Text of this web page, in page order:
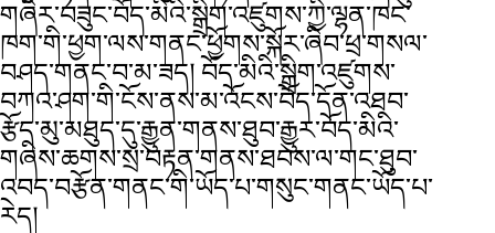
གཞིར་བཟུང་བོད་མིའི་སྒྲིག་འཛུགས་ཀྱི་ལྷན་ཁང་
ཁག་གི་ཕྱག་ལས་གནང་ཕྱོགས་སྐོར་ཞིབ་ཕྲ་གསལ་
བཤད་གནང་བ་མ་ཟད། བོད་མིའི་སྒྲིག་འཛུགས་
བཀའ་ཤག་གི་ངོས་ནས་མ་འོངས་བོད་དོན་འཐབ་
རྩོད་མུ་མཐུད་དུ་རྒྱུན་གནས་ཐུབ་རྒྱུར་བོད་མིའི་
གཞིས་ཆགས་སྲ་བརྟན་གནས་ཐབས་ལ་གང་ཐུབ་
འབད་བརྩོན་གནང་གི་ཡོད་པ་གསུང་གནང་ཡོད་པ་
རེད།